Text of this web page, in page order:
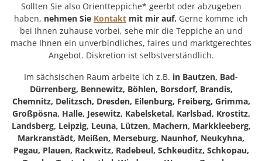
Sollten Sie also Orientteppiche* geerbt oder abzugeben
haben, nehmen Sie Kontakt mit mir auf. Gerne komme ich
bei Ihnen zuhause vorbei, sehe mir die Teppiche an und
mache Ihnen ein unverbindliches, faires und marktgerechtes
Angebot. Diskretion ist selbstverständlich.
Im sächsischen Raum arbeite ich z.B. in Bautzen, Bad-
Dürrenberg, Bennewitz, Böhlen, Borsdorf, Brandis,
Chemnitz, Delitzsch, Dresden, Eilenburg, Freiberg, Grimma,
Großpösna, Halle, Jesewitz, Kabelsketal, Karlsbad, Krostitz,
Landsberg, Leipzig, Leuna, Lützen, Machern, Markkleeberg,
Markranstädt, Meißen, Merseburg, Naunhof, Neukyhna,
Pegau, Plauen, Rackwitz, Radebeul, Schkeuditz, Schkopau,